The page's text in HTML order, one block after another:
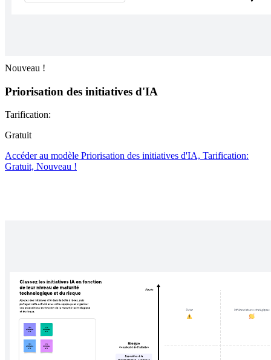
Nouveau !
Priorisation des initiatives d'IA
Tarification:
Gratuit
Accéder au modèle Priorisation des initiatives d'IA, Tarification:
Gratuit, Nouveau !